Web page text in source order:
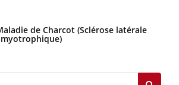
de Charcot (Sclérose latérale